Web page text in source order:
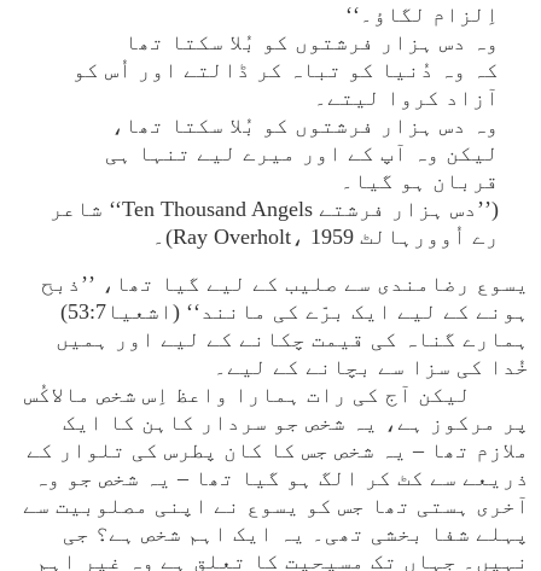
اِلزام لگاؤ۔‘‘
وہ دس ہزار فرشتوں کو بُلا سکتا تھا
کہ وہ دُنیا کو تباہ کر ڈالتے اور اُس کو
آزاد کروا لیتے۔
وہ دس ہزار فرشتوں کو بُلا سکتا تھا،
لیکن وہ آپ کے اور میرے لیے تنہا ہی
قربان ہو گیا۔
(’’دس ہزار فرشتے Ten Thousand Angels‘‘ شاعر
رے اُوورہالٹ Ray Overholt، 1959)۔
یسوع رضامندی سے صلیب کے لیے گیا تھا، ’’ذبح
ہونے کے لیے ایک برّے کی مانند‘‘ (اشعیا53:7)
ہمارے گناہ کی قیمت چکانے کے لیے اور ہمیں
خُدا کی سزا سے بچانے کے لیے۔
لیکن آج کی رات ہمارا واعظ اِس شخص مالاکُس
پر مرکوز ہے، یہ شخص جو سردار کاہن کا ایک
ملازم تھا – یہ شخص جس کا کان پطرس کی تلوار کے
ذریعے سے کٹ کر الگ ہو گیا تھا – یہ شخص جو وہ
آخری ہستی تھا جس کو یسوع نے اپنی مصلوبیت سے
پہلے شفا بخشی تھی۔ یہ ایک اہم شخص ہے؟ جی
نہیں۔ جہاں تک مسیحیت کا تعلق ہے وہ غیر اہم